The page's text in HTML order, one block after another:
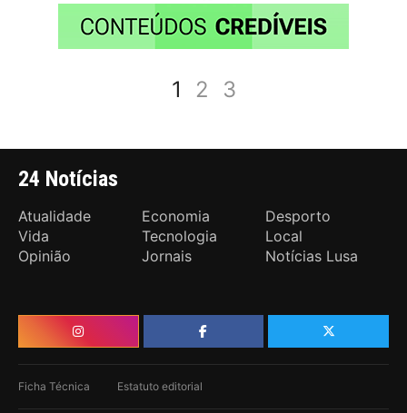
1 2 3
24 Notícias
Atualidade Economia
Desporto
Vida
Tecnologia
Local
Opinião
Jornais Notícias Lusa
Ficha Técnica Estatuto editorial